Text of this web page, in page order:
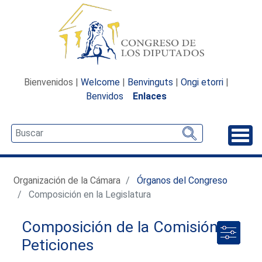
Bienvenidos | Welcome | Benvinguts | Ongi etorri |
Benvidos
Enlaces
Organización de la Cámara
Órganos del Congreso
Composición en la Legislatura
Composición de la Comisión de
Peticiones